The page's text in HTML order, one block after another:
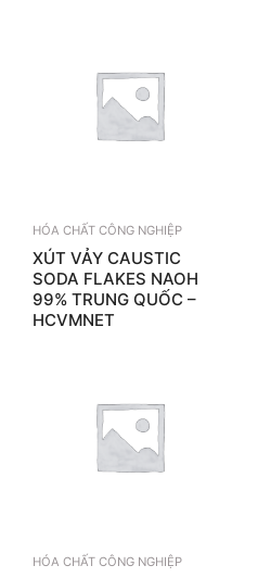
HÓA CHẤT CÔNG NGHIỆP
XÚT VẢY CAUSTIC
SODA FLAKES NAOH
99% TRUNG QUỐC –
HCVMNET
HÓA CHẤT CÔNG NGHIỆP